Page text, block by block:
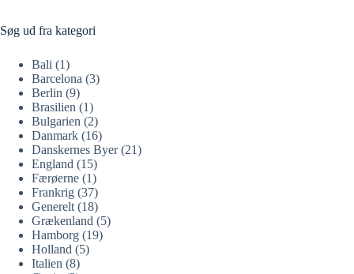
Søg ud fra kategori
Bali (1)
Barcelona (3)
Berlin (9)
Brasilien (1)
Bulgarien (2)
Danmark (16)
Danskernes Byer(21)
England (15)
Færøerne (1)
Frankrig (37)
Generelt (18)
Grækenland (5)
Hamborg (19)
Holland (5)
Italien (8)